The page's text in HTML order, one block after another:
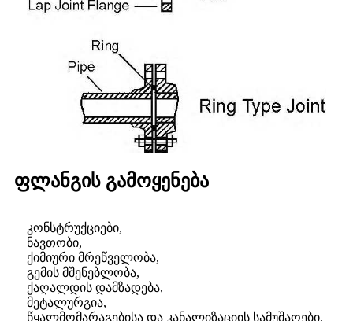
ფლანგის გამოყენება
კონსტრუქციები,
ნავთობი,
ქიმიური მრეწველობა,
გემის მშენებლობა,
ქაღალდის დამზადება,
მეტალურგია,
წყალმომარაგებისა და კანალიზაციის სამუშაოები,